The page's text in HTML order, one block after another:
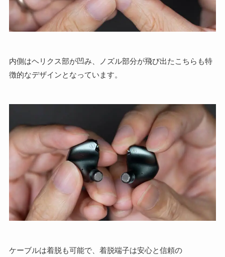
内側はヘリクス部が凹み、ノズル部分が飛び出たこちらも特
徴的なデザインとなっています。
ケーブルは着脱も可能で、着脱端子は安心と信頼の